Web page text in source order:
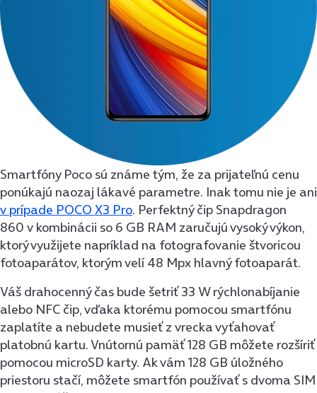
Smartfóny Poco sú známe tým, že za prijateľnú cenu
ponúkajú naozaj lákavé parametre. Inak tomu nie je ani
v prípade POCO X3 Pro. Perfektný čip Snapdragon
860 v kombinácii so 6 GB RAM zaručujú vysoký výkon,
ktorý využijete napríklad na fotografovanie štvoricou
fotoaparátov, ktorým velí 48 Mpx hlavný fotoaparát.
Váš drahocenný čas bude šetriť 33 W rýchlonabíjanie
alebo NFC čip, vďaka ktorému pomocou smartfónu
zaplatíte a nebudete musieť z vrecka vyťahovať
platobnú kartu. Vnútornú pamäť 128 GB môžete rozšíriť
pomocou microSD karty. Ak vám 128 GB úložného
priestoru stačí, môžete smartfón používať s dvoma SIM